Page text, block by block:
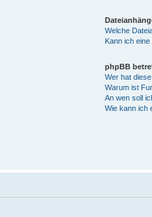
Welche
Kann ich
phpBB
Wer hat
Warum ist
An wen soll
Wie kann ich